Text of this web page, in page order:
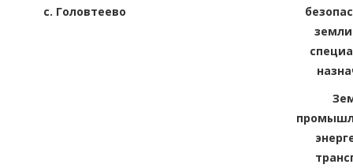
с. Головтеево